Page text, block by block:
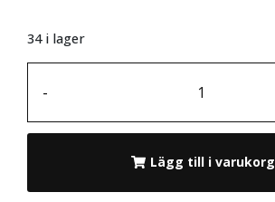
34 i lager
-
Lägg till i varukorg